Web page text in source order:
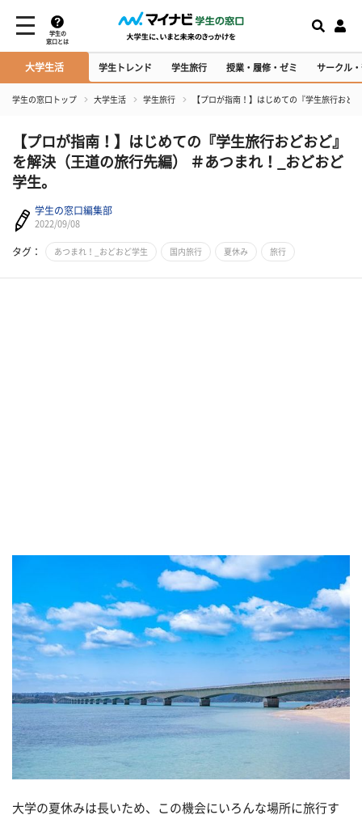
学生の
窓口とは
大学生活 学生トレンド 学生旅行 授業・履修・ゼミ サークル
学生の窓口トップ 大学生活 学生旅行 【プロが指南！】はじめての『学生旅行おど
【プロが指南！】はじめての『学生旅行おどおど』
を解決（王道の旅行先編） ＃あつまれ！_おどおど
学生。
学生の窓口編集部
2022/09/08
タグ： あつまれ！_おどおど学生 国内旅行 夏休み 旅行
大学の夏休みは長いため、この機会にいろんな場所に旅行す